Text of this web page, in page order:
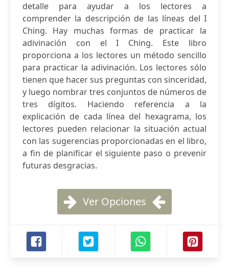
detalle para ayudar a los lectores a
comprender la descripción de las líneas del I
Ching. Hay muchas formas de practicar la
adivinación con el I Ching. Este libro
proporciona a los lectores un método sencillo
para practicar la adivinación. Los lectores sólo
tienen que hacer sus preguntas con sinceridad,
y luego nombrar tres conjuntos de números de
tres dígitos. Haciendo referencia a la
explicación de cada línea del hexagrama, los
lectores pueden relacionar la situación actual
con las sugerencias proporcionadas en el libro,
a fin de planificar el siguiente paso o prevenir
futuras desgracias.
Ver Opciones